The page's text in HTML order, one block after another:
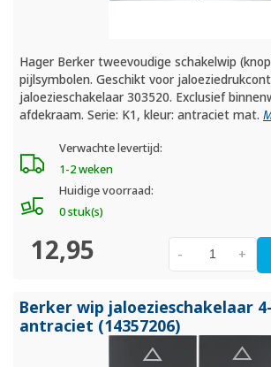
Hager Berker tweevoudige schakelwip
pijlsymbolen. Geschikt voor
jaloezieschakelaar 303520. Exclusief
afdekraam. Serie: K1, kleur: antraciet mat.
Verwachte levertijd:
1-2 weken
Huidige voorraad:
0 stuk(s)
12,95 +
-
Berker wip jaloezieschakelaar
antraciet (14357206)